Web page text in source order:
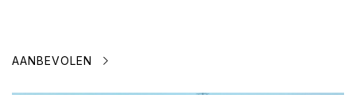
AANBEVOLEN